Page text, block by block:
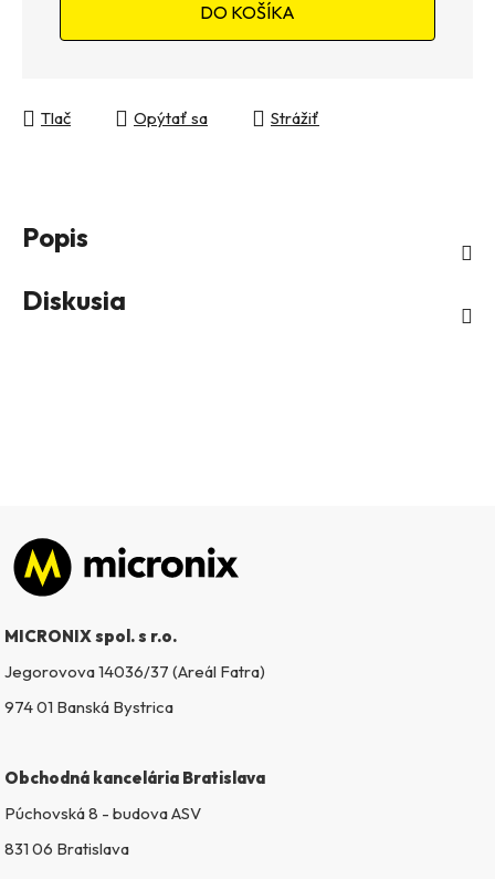
DO KOŠÍKA
Tlač Opýtať sa Strážiť
Popis
Diskusia
Zápätie
MICRONIX spol. s r.o.
Jegorovova 14036/37 (Areál Fatra)
974 01 Banská Bystrica
Obchodná kancelária Bratislava
Púchovská 8 - budova ASV
831 06 Bratislava